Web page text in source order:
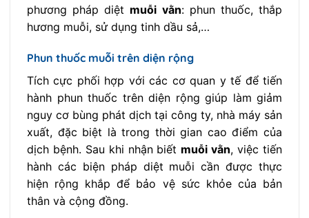
phương pháp diệt muỗi vằn: phun thuốc, thắp
hương muỗi, sử dụng tinh dầu sả,…
Phun thuốc muỗi trên diện rộng
Tích cực phối hợp với các cơ quan y tế để tiến
hành phun thuốc trên diện rộng giúp làm giảm
nguy cơ bùng phát dịch tại công ty, nhà máy sản
xuất, đặc biệt là trong thời gian cao điểm của
dịch bệnh. Sau khi nhận biết muỗi vằn, việc tiến
hành các biện pháp diệt muỗi cần được thực
hiện rộng khắp để bảo vệ sức khỏe của bản
thân và cộng đồng.